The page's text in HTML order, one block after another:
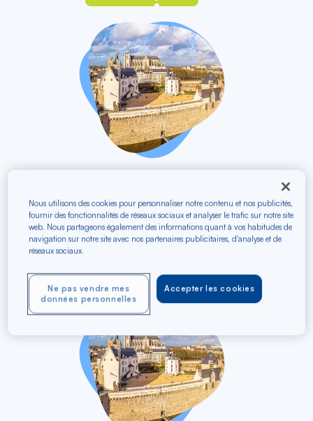
11/11/2026 - 16/11/2026
Aller / Retour
610 € TTC
Nous utilisons des cookies pour personnaliser notre contenu et nos publicités,
fournir des fonctionnalités de réseaux sociaux et analyser le trafic sur notre site
web. Nous partageons également des informations quant à vos habitudes de
navigation sur notre site avec nos partenaires publicitaires, d'analyse et de
réseaux sociaux.
Accepter les cookies
Ne pas vendre mes
données personnelles